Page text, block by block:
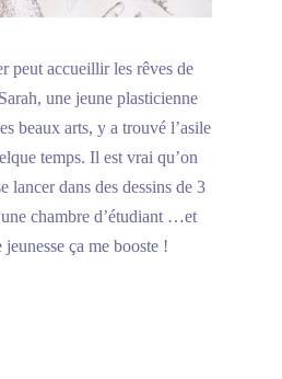
peut accueillir les rêves de
une jeune plasticienne
beaux arts, y a trouvé l’asile
temps. Il est vrai qu’on
lancer dans des dessins de 3
chambre d’étudiant …et
ça me booste !